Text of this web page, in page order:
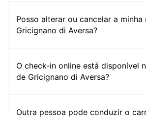
Posso alterar ou cancelar a minha
Gricignano di Aversa?
O check-in online está disponível
de Gricignano di Aversa?
Outra pessoa pode conduzir o